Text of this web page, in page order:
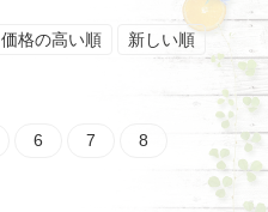
価格の高い順 新しい順
6 7 8